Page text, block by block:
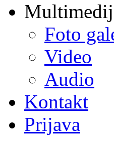
Foto
Video
Audio
Kontakt
Prijava